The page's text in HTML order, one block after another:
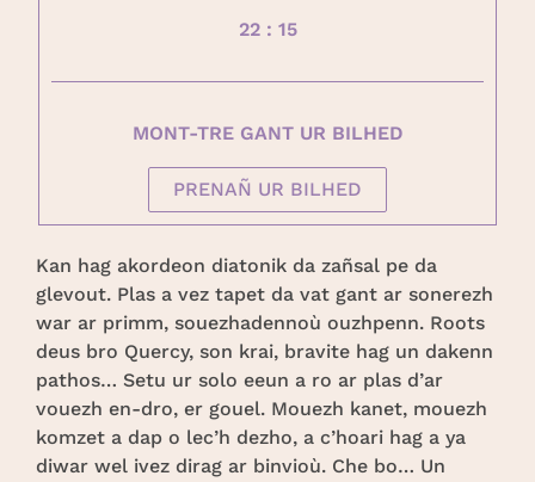
Kan hag akordeon diatonik da zañsal pe da
glevout. Plas a vez tapet da vat gant ar sonerezh
war ar primm, souezhadennoù ouzhpenn. Roots
deus bro Quercy, son krai, bravite hag un dakenn
pathos… Setu ur solo eeun a ro ar plas d’ar
vouezh en-dro, er gouel. Mouezh kanet, mouezh
komzet a dap o lec’h dezho, a c’hoari hag a ya
diwar wel ivez dirag ar binvioù. Che bo… Un
22 : 15
MONT-TRE GANT UR BILHED
PRENAÑ UR BILHED